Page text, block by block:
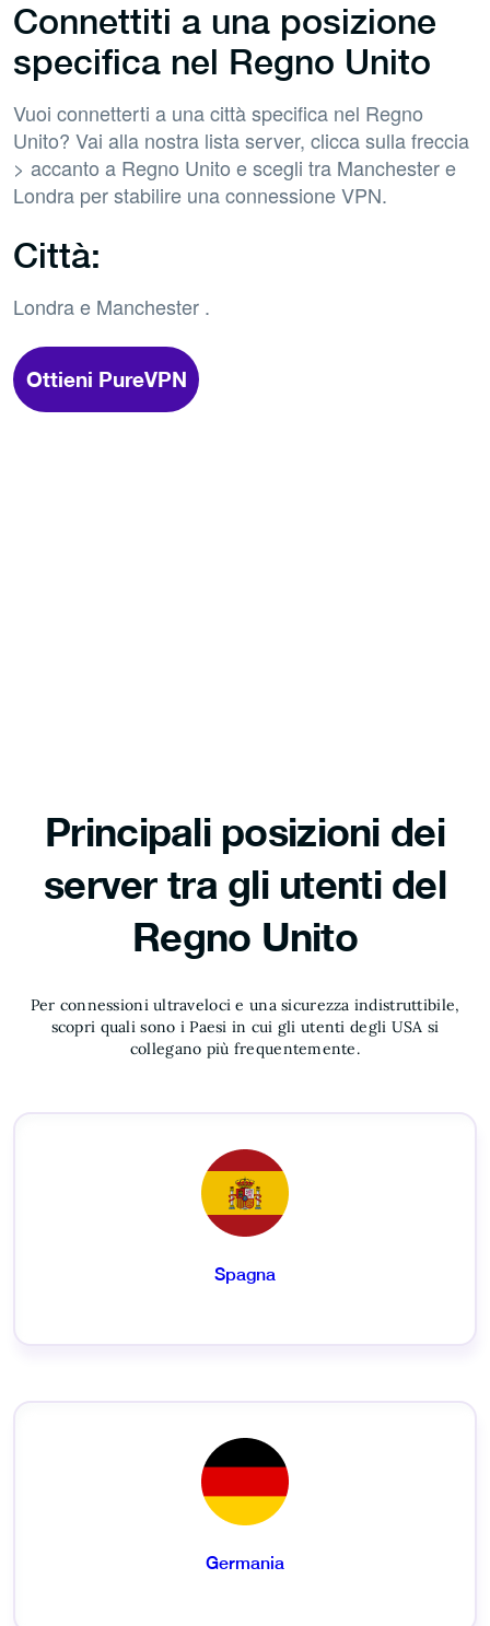
Connettiti a una posizione
specifica nel Regno Unito
Vuoi connetterti a una città specifica nel Regno
Unito? Vai alla nostra lista server, clicca sulla freccia
> accanto a Regno Unito e scegli tra Manchester e
Londra per stabilire una connessione VPN.
Città:
Londra e Manchester .
Ottieni PureVPN
Principali posizioni dei
server tra gli utenti del
Regno Unito
Per connessioni ultraveloci e una sicurezza indistruttibile,
scopri quali sono i Paesi in cui gli utenti degli USA si
collegano più frequentemente.
Spagna
Germania